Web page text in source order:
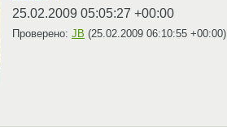
25.02.2009 05:05:27 +00:00
Проверено: JB (25.02.2009 06:10:55 +00:00)